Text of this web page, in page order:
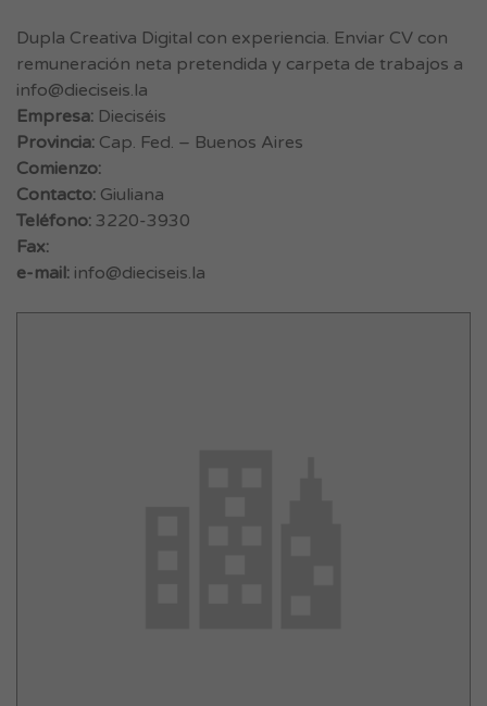
Dupla Creativa Digital con experiencia. Enviar CV con
remuneración neta pretendida y carpeta de trabajos a
info@dieciseis.la
Empresa: Dieciséis
Provincia: Cap. Fed. – Buenos Aires
Comienzo:
Contacto: Giuliana
Teléfono: 3220-3930
Fax:
e-mail: info@dieciseis.la